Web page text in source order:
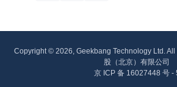
Copyright © 2026, Geekbang Technology Ltd.
股（北京）有限公司
京 ICP 备 16027448 号 -